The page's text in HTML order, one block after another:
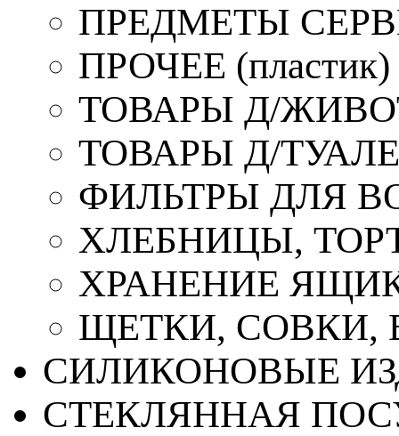
ПРЕДМЕТЫ
ПРОЧЕЕ (пластик)
ТОВАРЫ Д/
ТОВАРЫ Д/
ФИЛЬТРЫ ДЛЯ
ХЛЕБНИЦЫ,
ХРАНЕНИЕ
ЩЕТКИ, СОВКИ,
СИЛИКОНОВЫЕ
СТЕКЛЯННАЯ